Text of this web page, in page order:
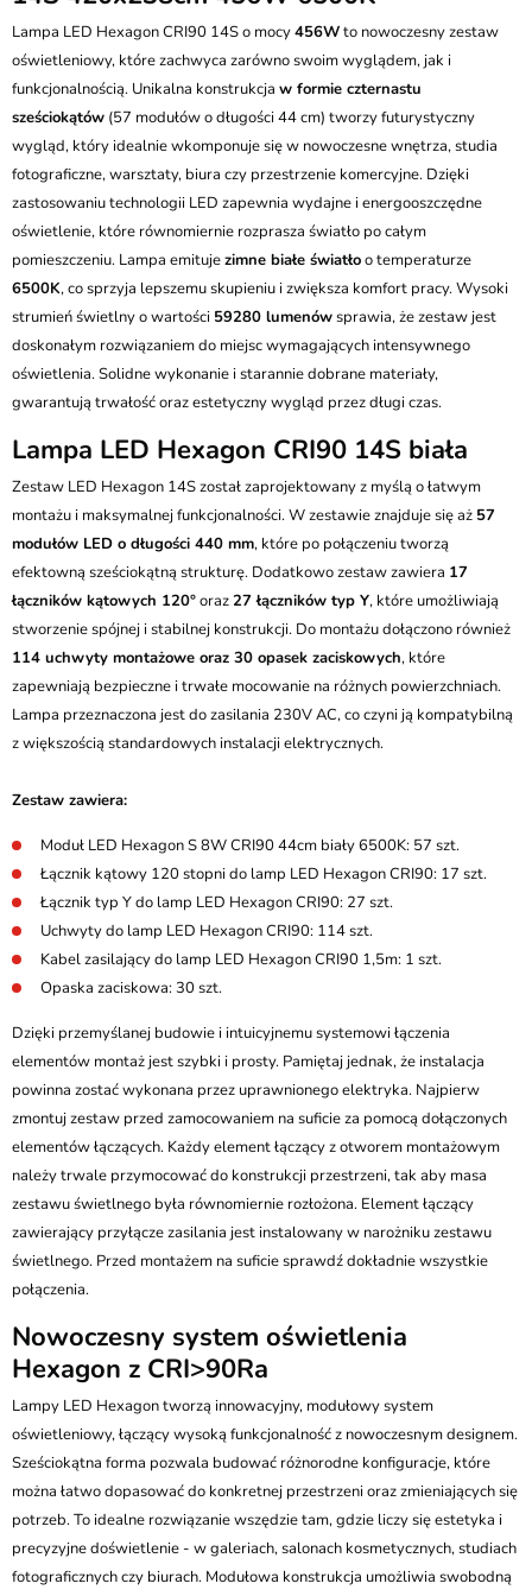
Pobranie:
Poczta Polska Kurier 48H - 16 zł
Kurier GLS - 20 zł
Przesyłka Gabarytowa - 35 zł
kontakt@ledstyl.pl
Lampa LED Hexagon CRI90 14S o mocy456Wto nowoczesny zestaw
oświetleniowy, które zachwyca zarówno swoim wyglądem, jak i
funkcjonalnością. Unikalna konstrukcja w formie czternastu
sześciokątów (57 modułów o długości 44 cm) tworzy futurystyczny
wygląd, który idealnie wkomponuje się w nowoczesne wnętrza, studia
fotograficzne, warsztaty, biura czy przestrzenie komercyjne. Dzięki
zastosowaniu technologii LED zapewnia wydajne i energooszczędne
oświetlenie, które równomiernie rozprasza światło po całym
pomieszczeniu. Lampa emitujezimne białe światłoo temperaturze
6500K, co sprzyja lepszemu skupieniu i zwiększa komfort pracy. Wysoki
strumień świetlny o wartości 59280 lumenówsprawia, że zestaw jest
doskonałym rozwiązaniem do miejsc wymagających intensywnego
oświetlenia. Solidne wykonanie i starannie dobrane materiały,
gwarantują trwałość oraz estetyczny wygląd przez długi czas.
Lampa LED Hexagon CRI90 14S biała
Zestaw LED Hexagon 14S został zaprojektowany z myślą o łatwym
montażu i maksymalnej funkcjonalności. W zestawie znajduje się aż 57
modułów LED o długości 440 mm, które po połączeniu tworzą
efektowną sześciokątną strukturę. Dodatkowo zestaw zawiera 17
łączników kątowych 120°oraz27 łączników typ Y, które umożliwiają
stworzenie spójnej i stabilnej konstrukcji. Do montażu dołączono również
114 uchwyty montażowe oraz 30 opasek zaciskowych, które
zapewniają bezpieczne i trwałe mocowanie na różnych powierzchniach.
Lampa przeznaczona jest do zasilania 230V AC, co czyni ją kompatybilną
z większością standardowych instalacji elektrycznych.
Zestaw zawiera:
Moduł LED Hexagon S 8W CRI90 44cm biały 6500K: 57 szt.
Łącznik kątowy 120 stopni do lamp LED Hexagon CRI90: 17 szt.
Łącznik typ Y do lamp LED Hexagon CRI90: 27 szt.
Uchwyty do lamp LED Hexagon CRI90: 114 szt.
Kabel zasilający do lamp LED Hexagon CRI90 1,5m: 1 szt.
Opaska zaciskowa: 30 szt.
Dzięki przemyślanej budowie i intuicyjnemu systemowi łączenia
elementów montaż jest szybki i prosty. Pamiętaj jednak, że instalacja
powinna zostać wykonana przez uprawnionego elektryka. Najpierw
zmontuj zestaw przed zamocowaniem na suficie za pomocą dołączonych
elementów łączących. Każdy element łączący z otworem montażowym
należy trwale przymocować do konstrukcji przestrzeni, tak aby masa
zestawu świetlnego była równomiernie rozłożona. Element łączący
zawierający przyłącze zasilania jest instalowany w narożniku zestawu
świetlnego. Przed montażem na suficie sprawdź dokładnie wszystkie
połączenia.
Nowoczesny system oświetlenia
Hexagon z CRI>90Ra
Lampy LED Hexagon tworzą innowacyjny, modułowy system
oświetleniowy, łączący wysoką funkcjonalność z nowoczesnym designem.
Sześciokątna forma pozwala budować różnorodne konfiguracje, które
można łatwo dopasować do konkretnej przestrzeni oraz zmieniających się
potrzeb. To idealne rozwiązanie wszędzie tam, gdzie liczy się estetyka i
precyzyjne doświetlenie - w galeriach, salonach kosmetycznych, studiach
fotograficznych czy biurach. Modułowa konstrukcja umożliwia swobodną